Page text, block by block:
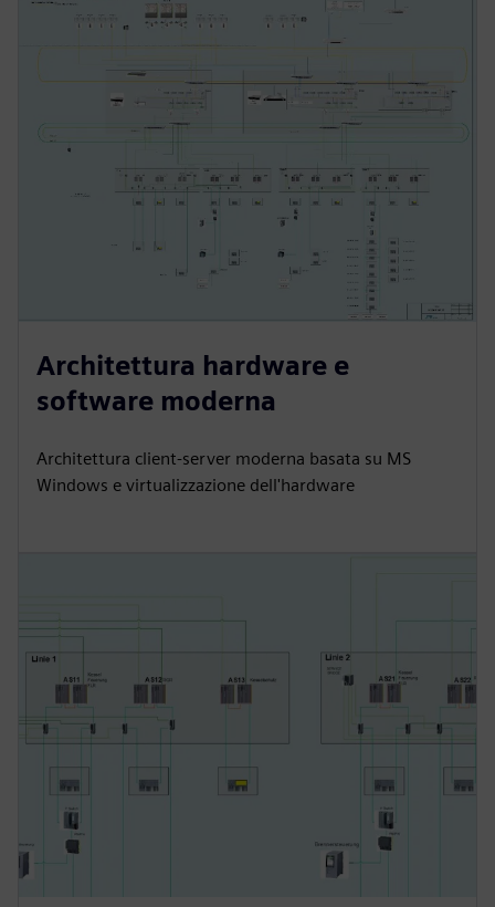
Architettura hardware e
software moderna
Architettura client-server moderna basata su MS
Windows e virtualizzazione dell'hardware